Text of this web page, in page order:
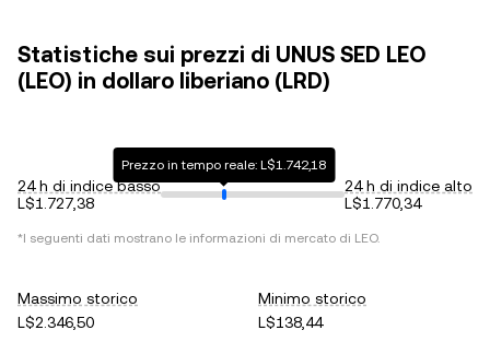
Statistiche sui prezzi di UNUS SED LEO
(LEO) in dollaro liberiano (LRD)
24 h di indice basso
L$1.727,38
Prezzo in tempo reale: L$1.742,18
24 h di indice alto
L$1.770,34
*I seguenti dati mostrano le informazioni di mercato di LEO.
Massimo storico
L$2.346,50
Minimo storico
L$138,44